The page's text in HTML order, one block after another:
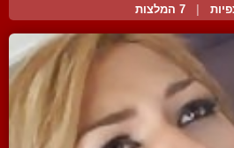
7 המלצות